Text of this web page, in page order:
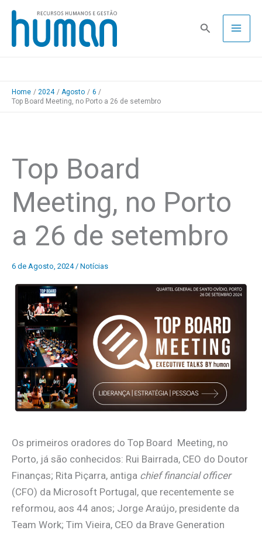
Skip
content
Pesquisa
Home 2024 Agosto
6
Top Board Meeting, no Porto a 26 de setembro
Top Board
Meeting, no Porto
a 26 de setembro
6 de Agosto, 2024 / Notícias
Os primeiros oradores do Top Board Meeting, no
Porto, já são conhecidos: Rui Bairrada, CEO do Doutor
Finanças; Rita Piçarra, antiga chief financial officer
(CFO) da Microsoft Portugal, que recentemente se
reformou, aos 44 anos; Jorge Araújo, presidente da
Team Work; Tim Vieira, CEO da Brave Generation